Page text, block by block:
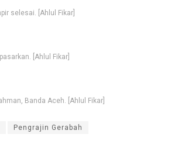
selesai. [Ahlul Fikar]
[Ahlul Fikar]
Banda Aceh. [Ahlul Fikar]
Pengrajin Gerabah